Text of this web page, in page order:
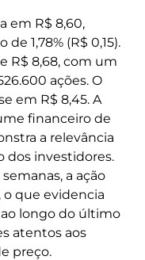
em R$ 8,60,
1,78% (R$ 0,15).
R$ 8,68, com um
ações. O
em R$ 8,45. A
financeiro de
a relevância
dos investidores.
a ação
o que evidencia
longo do último
atentos aos
preço.